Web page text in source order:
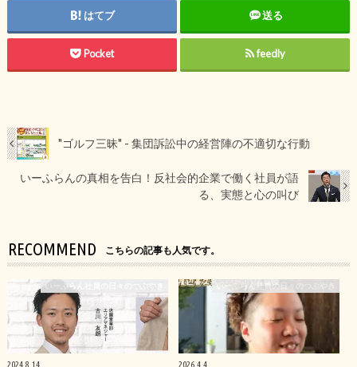
はてブ 送る
Pocket feedly
"ゴルフ三昧" - 集団訴訟中の経営陣の不適切な行動
いーふらんの真相を告白！反社会的企業で働く社員が語
る、実態と心の叫び
RECOMMEND こちらの記事も人気です。
いーふらん社員の日々のつぶやき
2024.8.14
いーふらん社員の日々のつぶやき
2026.4.4